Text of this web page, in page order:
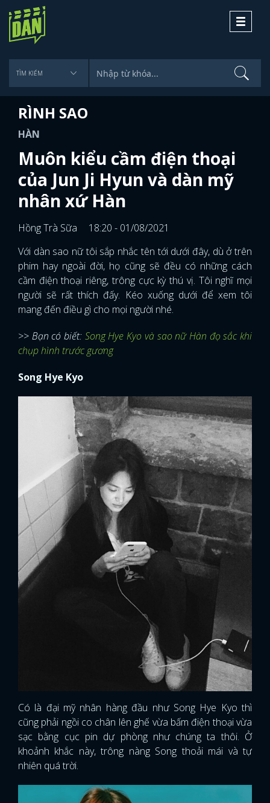
Toggle
RÌNH SAO
HÀN
Muôn kiểu cầm điện thoại
của Jun Ji Hyun và dàn mỹ
nhân xứ Hàn
Hồng Trà Sữa
18:20 - 01/08/2021
Với dàn sao nữ tôi sắp nhắc tên tới dưới đây, dù ở trên
phim hay ngoài đời, họ cũng sẽ đều có những cách
cầm điện thoại riêng, trông cực kỳ thú vị. Tôi nghĩ mọi
người sẽ rất thích đấy. Kéo xuống dưới để xem tôi
mang đến điều gì cho mọi người nhé.
>> Bạn có biết: Song Hye Kyo và sao nữ Hàn đọ sắc khi
chụp hình trước gương
Song Hye Kyo
Có là đại mỹ nhân hàng đầu như Song Hye Kyo thì
cũng phải ngồi co chân lên ghế vừa bấm điện thoại vừa
sạc bằng cục pin dự phòng như chúng ta thôi. Ở
khoảnh khắc này, trông nàng Song thoải mái và tự
nhiên quá trời.